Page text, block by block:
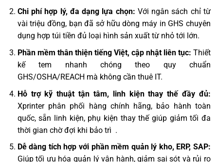
Chi phí hợp lý, đa dạng lựa chọn: Với ngân sách chỉ từ
vài triệu đồng, bạn đã sở hữu dòng máy in GHS chuyên
dụng hợp túi tiền đủ loại hình sản xuất từ nhỏ tới lớn.
Phần mềm thân thiện tiếng Việt, cập nhật liên tục: Thiết
kế tem nhanh chóng theo quy chuẩn
GHS/OSHA/REACH mà không cần thuê IT.
Hỗ trợ kỹ thuật tận tâm, linh kiện thay thế đầy đủ:
Xprinter phân phối hàng chính hãng, bảo hành toàn
quốc, sẵn linh kiện, phụ kiện thay thế giúp giảm tối đa
thời gian chờ đợi khi bảo trì ‍ .
Dễ dàng tích hợp với phần mềm quản lý kho, ERP, SAP:
Giúp tối ưu hóa quản lý vận hành, giảm sai sót và rủi ro